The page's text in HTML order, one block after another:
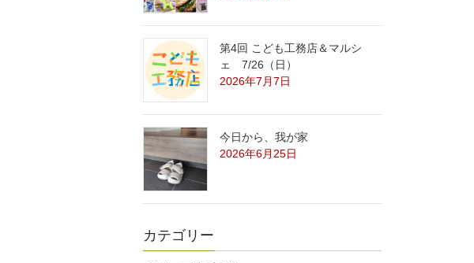
第4回 こども工務店＆マルシ
ェ 7/26（日）
2026年7月7日
今日から、我が家
2026年6月25日
カテゴリー